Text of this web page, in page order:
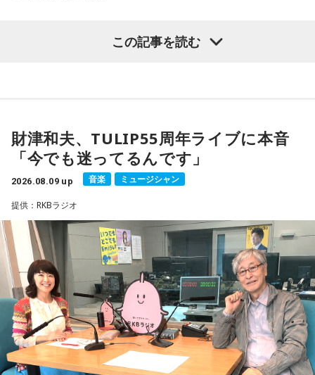
パーソナリティを務め、漫画にまつわるゲストを迎えるポッ
18年に及ぶ「宇宙兄弟」の連載完結のタイミングでの出演と
なり、「宇宙兄弟」誕生のエピソードや「キャラクターに出
会う」というキャラクター造形について、ストーリーの発想
小山宙哉をゲストに迎える特別番組『マンガのラジオ 宇宙兄
弟スペシャル supported by viviON』は8月16日（日）19時
から放送。放送後には、地上波本編で未公開の音源を含むデ
ィレクターズカット版のポッドキャスト配信も予定してい
る。
【小山宙哉プロフィール】
1978年生 京都府出身 京都市立銅駝美術工芸高等学校（現：
この記事を読む
財津和夫、TULIP55周年ライブに本音
「今でも迷ってるんです」
2026.08.09 up 音楽 ミュージシャン
提供：RKBラジオ